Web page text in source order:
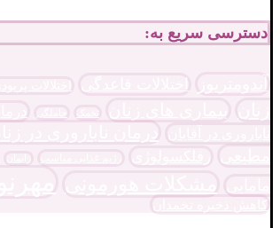
دسترسی سریع به:
اختلالات قاعدگی اختلالات
زنان بیماری های زنان تخمک حاملگی
ناباروری در آقایان درمان ناباروری در
مطیعی رفلکسولوژی رژیم غذایی مناسب زایمان
مامایی مشکلات هورمونی
کاهش ذخیره تخمدان